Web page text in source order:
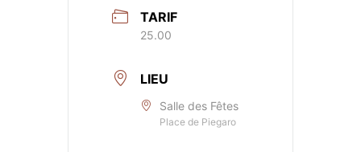
TARIF
25.00
LIEU
Salle des Fêtes
Place de Piegaro